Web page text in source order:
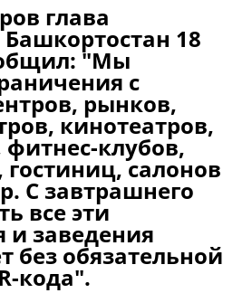
глава
18
"Мы
с
рынков,
кинотеатров,
фитнес-клубов,
гостиниц, салонов
С завтрашнего
все эти
заведения
без обязательной
кода".